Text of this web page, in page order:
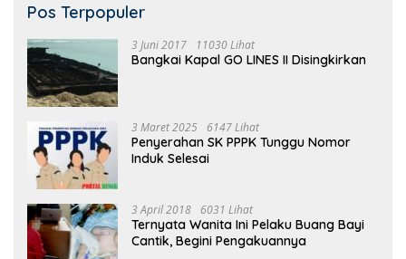
Pos Terpopuler
3 Juni 2017 11030 Lihat
Bangkai Kapal GO LINES II Disingkirkan
3 Maret 2025 6147 Lihat
Penyerahan SK PPPK Tunggu Nomor
Induk Selesai
3 April 2018 6031 Lihat
Ternyata Wanita Ini Pelaku Buang Bayi
Cantik, Begini Pengakuannya